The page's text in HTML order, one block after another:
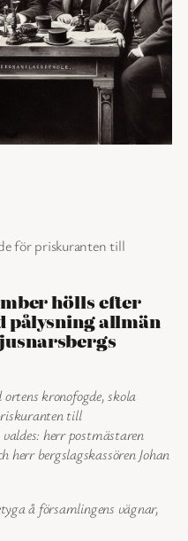
för priskuranten till
hölls efter
pålysning allmän
kronofogde, skola
till
herr postmästaren
herr bergslagskassören Johan
å församlingens vägnar,